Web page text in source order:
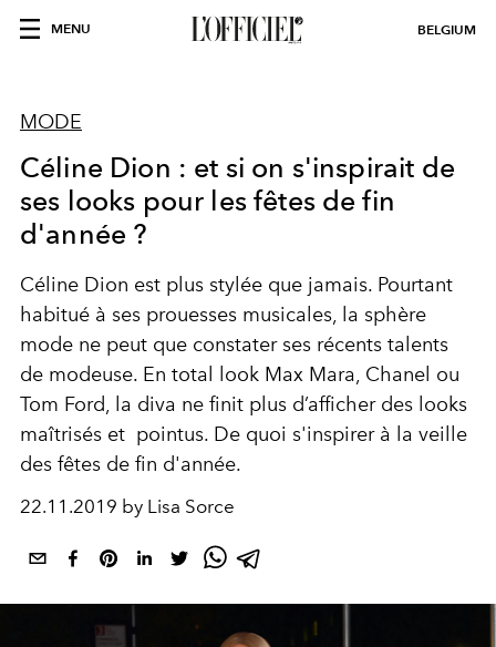
MENU BELGIUM
MODE
Céline Dion : et si on s'inspirait de
ses looks pour les fêtes de fin
d'année ?
Céline Dion est plus stylée que jamais. Pourtant
habitué à ses prouesses musicales, la sphère
mode ne peut que constater ses récents talents
de modeuse. En total look Max Mara, Chanel ou
Tom Ford, la diva ne finit plus d’afficher des looks
maîtrisés et pointus. De quoi s'inspirer à la veille
des fêtes de fin d'année.
22.11.2019 by Lisa Sorce